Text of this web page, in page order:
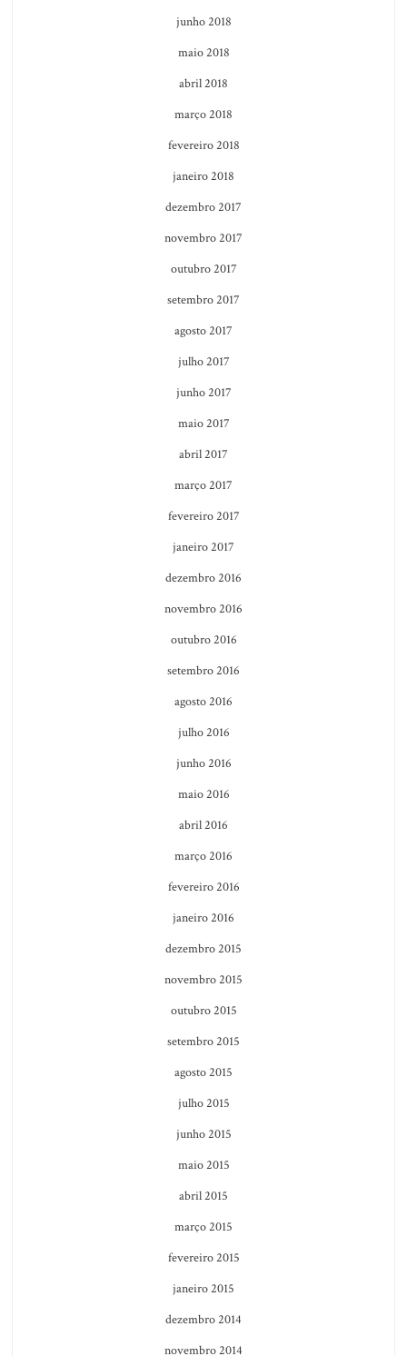
junho 2018
maio 2018
abril 2018
março 2018
fevereiro 2018
janeiro 2018
dezembro 2017
novembro 2017
outubro 2017
setembro 2017
agosto 2017
julho 2017
junho 2017
maio 2017
abril 2017
março 2017
fevereiro 2017
janeiro 2017
dezembro 2016
novembro 2016
outubro 2016
setembro 2016
agosto 2016
julho 2016
junho 2016
maio 2016
abril 2016
março 2016
fevereiro 2016
janeiro 2016
dezembro 2015
novembro 2015
outubro 2015
setembro 2015
agosto 2015
julho 2015
junho 2015
maio 2015
abril 2015
março 2015
fevereiro 2015
janeiro 2015
dezembro 2014
novembro 2014